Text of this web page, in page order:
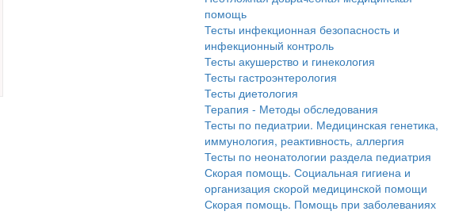
помощь
Тесты инфекционная безопасность и
инфекционный контроль
Тесты акушерство и гинекология
Тесты гастроэнтерология
Тесты диетология
Терапия - Методы обследования
Тесты по педиатрии. Медицинская генетика,
иммунология, реактивность, аллергия
Тесты по неонатологии раздела педиатрия
Скорая помощь. Социальная гигиена и
организация скорой медицинской помощи
Скорая помощь. Помощь при заболеваниях